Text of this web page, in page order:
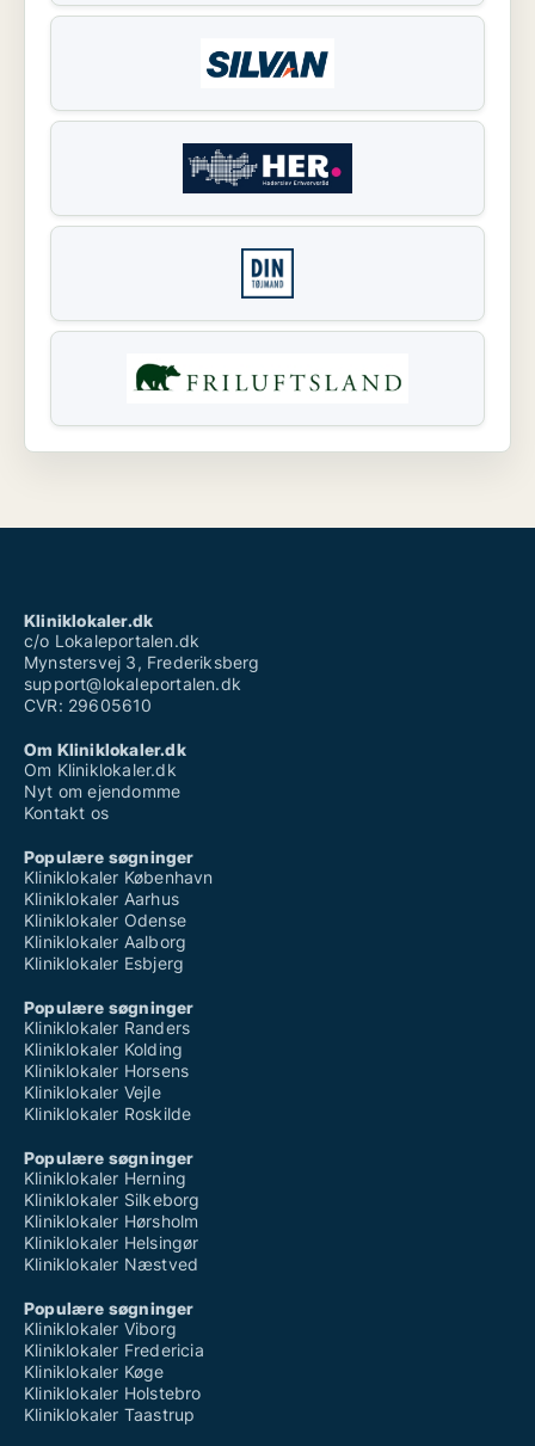
Kliniklokaler.dk
c/o Lokaleportalen.dk
Mynstersvej 3, Frederiksberg
support@lokaleportalen.dk
CVR: 29605610
Om Kliniklokaler.dk
Om Kliniklokaler.dk
Nyt om ejendomme
Kontakt os
Populære søgninger
Kliniklokaler København
Kliniklokaler Aarhus
Kliniklokaler Odense
Kliniklokaler Aalborg
Kliniklokaler Esbjerg
Populære søgninger
Kliniklokaler Randers
Kliniklokaler Kolding
Kliniklokaler Horsens
Kliniklokaler Vejle
Kliniklokaler Roskilde
Populære søgninger
Kliniklokaler Herning
Kliniklokaler Silkeborg
Kliniklokaler Hørsholm
Kliniklokaler Helsingør
Kliniklokaler Næstved
Populære søgninger
Kliniklokaler Viborg
Kliniklokaler Fredericia
Kliniklokaler Køge
Kliniklokaler Holstebro
Kliniklokaler Taastrup